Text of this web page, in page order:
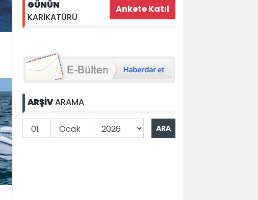
GÜNÜN
KARİKATÜRÜ
ARŞİVARAMA